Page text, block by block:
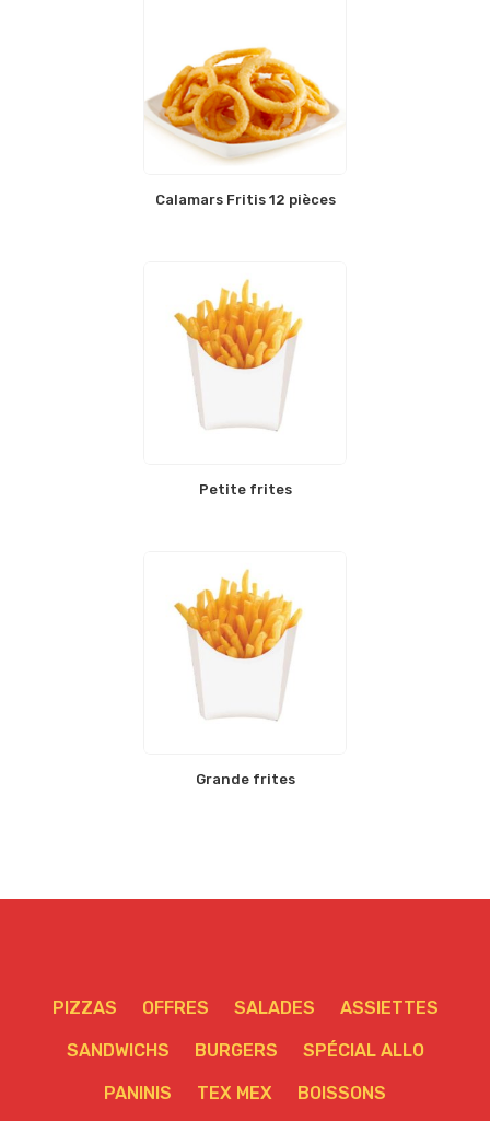
Calamars Fritis 12 pièces
Petite frites
Grande frites
PIZZAS OFFRES SALADES ASSIETTES
SANDWICHS BURGERS SPÉCIAL ALLO
PANINIS TEX MEX BOISSONS